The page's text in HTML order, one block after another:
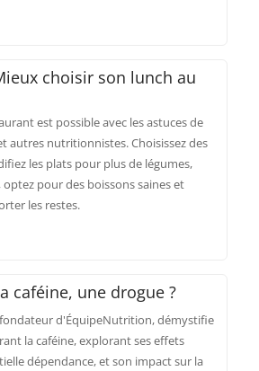
choisir son lunch au
est possible avec les astuces de
autres nutritionnistes. Choisissez des
les plats pour plus de légumes,
optez pour des boissons saines et
les restes.
caféine, une drogue ?
d'ÉquipeNutrition, démystifie
la caféine, explorant ses effets
dépendance, et son impact sur la